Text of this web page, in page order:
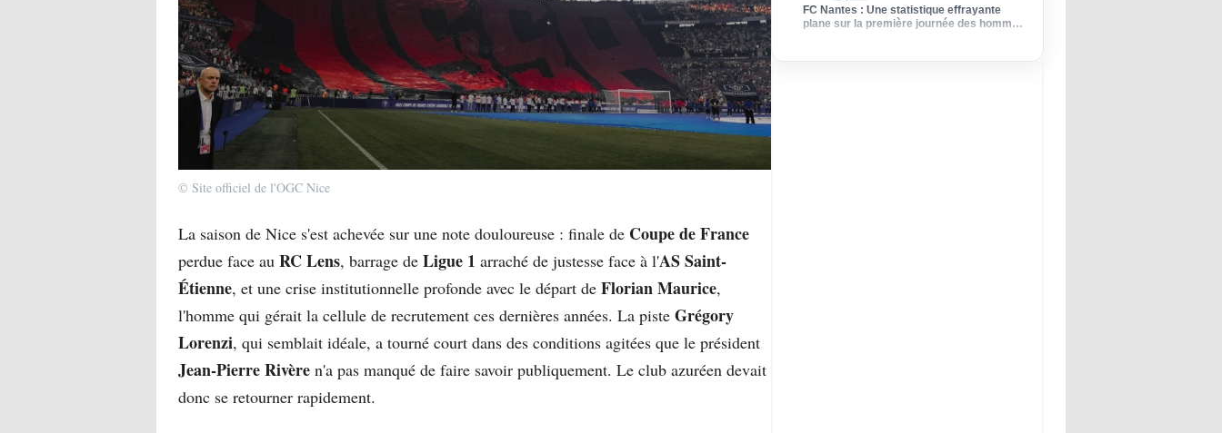
© Site officiel de l'OGC Nice
La saison de Nice s'est achevée sur une note douloureuse : finale de Coupe de France
perdue face au RC Lens, barrage de Ligue 1 arraché de justesse face à l'AS Saint-
Étienne, et une crise institutionnelle profonde avec le départ de Florian Maurice,
l'homme qui gérait la cellule de recrutement ces dernières années. La piste Grégory
Lorenzi, qui semblait idéale, a tourné court dans des conditions agitées que le président
Jean-Pierre Rivère n'a pas manqué de faire savoir publiquement. Le club azuréen devait
donc se retourner rapidement.
FC Nantes : Une statistique effrayante
plane sur la première journée des hommes